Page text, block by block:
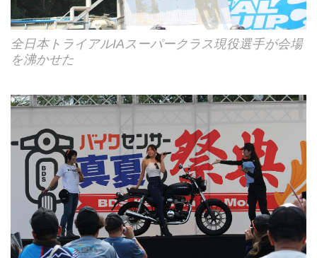
全日本トライアルIAスーパークラス現役選手が会場
を沸かせた